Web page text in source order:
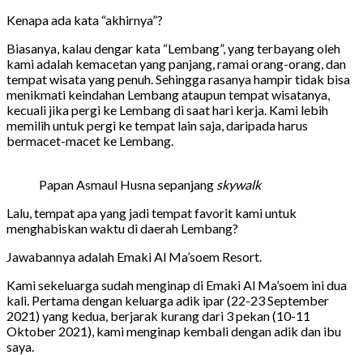
Kenapa ada kata “akhirnya”?
Biasanya, kalau dengar kata “Lembang”, yang terbayang oleh
kami adalah kemacetan yang panjang, ramai orang-orang, dan
tempat wisata yang penuh. Sehingga rasanya hampir tidak bisa
menikmati keindahan Lembang ataupun tempat wisatanya,
kecuali jika pergi ke Lembang di saat hari kerja. Kami lebih
memilih untuk pergi ke tempat lain saja, daripada harus
bermacet-macet ke Lembang.
Papan Asmaul Husna sepanjang skywalk
Lalu, tempat apa yang jadi tempat favorit kami untuk
menghabiskan waktu di daerah Lembang?
Jawabannya adalah Emaki Al Ma’soem Resort.
Kami sekeluarga sudah menginap di Emaki Al Ma’soem ini dua
kali. Pertama dengan keluarga adik ipar (22-23 September
2021) yang kedua, berjarak kurang dari 3 pekan (10-11
Oktober 2021), kami menginap kembali dengan adik dan ibu
saya.